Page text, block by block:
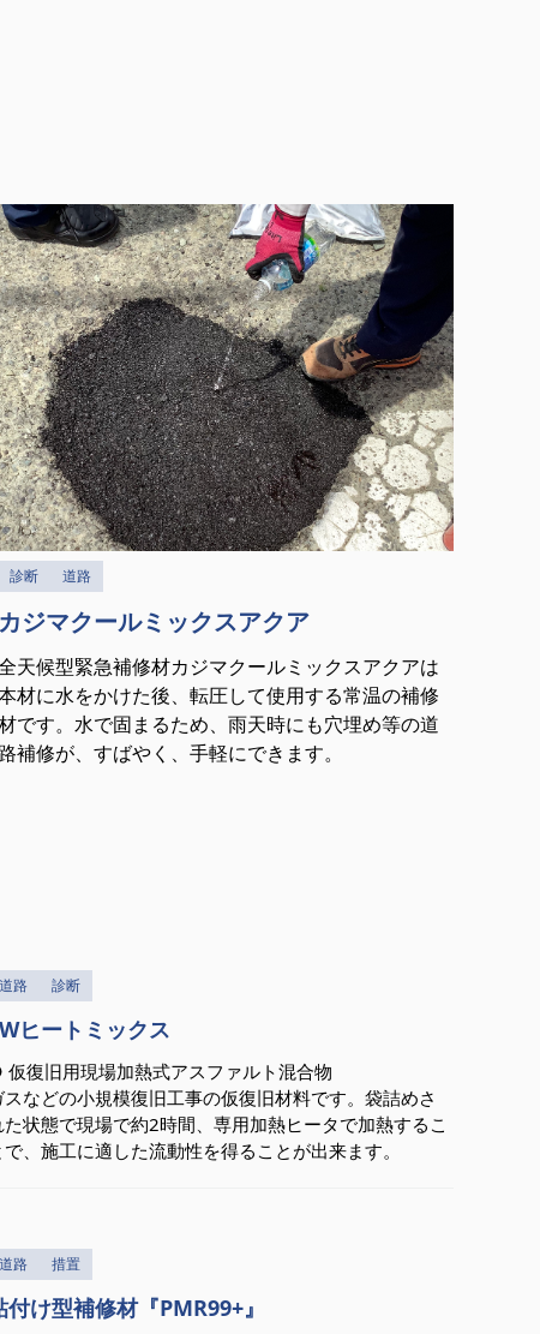
診断 道路
カジマクールミックスアクア
天候型緊急補修材カジマクールミックスアクアは
材に水をかけた後、転圧して使用する常温の補修
です。水で固まるため、雨天時にも穴埋め等の道
路補修が、すばやく、手軽にできます。
道路 診断
ヒートミックス
仮復旧用現場加熱式アスファルト混合物
スなどの小規模復旧工事の仮復旧材料です。袋詰めさ
た状態で現場で約2時間、専用加熱ヒータで加熱するこ
で、施工に適した流動性を得ることが出来ます。
道路 措置
付け型補修材『PMR99+』